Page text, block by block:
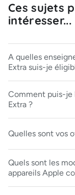
Ces sujets
intéresser...
A quelles
Extra suis-je
Comment puis-je
Extra ?
Quelles sont vos
Quels sont les
appareils Apple